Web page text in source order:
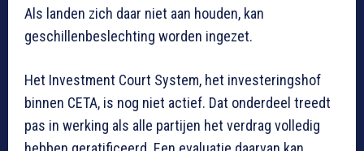
Als landen zich daar niet aan houden, kan
geschillenbeslechting worden ingezet.
Het Investment Court System, het investeringshof
binnen CETA, is nog niet actief. Dat onderdeel treedt
pas in werking als alle partijen het verdrag volledig